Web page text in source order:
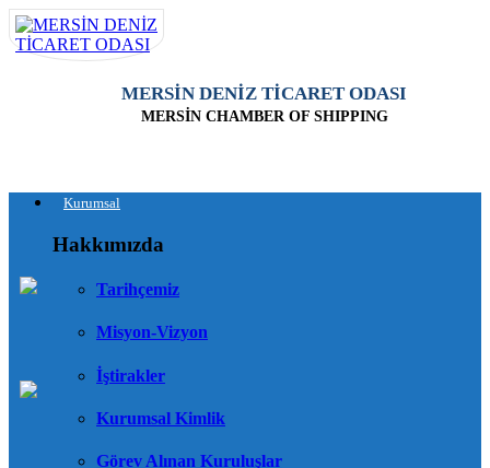
MERSİN DENİZ TİCARET ODASI
MERSİN CHAMBER OF SHIPPING
Kurumsal
Hakkımızda
Tarihçemiz
Misyon-Vizyon
İştirakler
Kurumsal Kimlik
Görev Alınan Kuruluşlar